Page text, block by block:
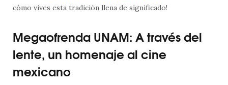
cómo vives esta tradición llena de significado!
Megaofrenda UNAM: A través del
lente, un homenaje al cine
mexicano